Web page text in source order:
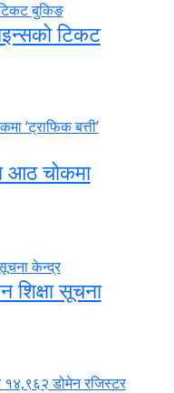
टिकट
आठ चोकमा
शिक्षा सूचना